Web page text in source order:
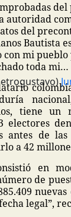
autoridad
del
Bautista
mi
toda mi…
tiene un
electores
antes de las
a 42
en
de
legal”,